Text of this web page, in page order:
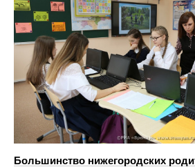
Большинство нижегородских